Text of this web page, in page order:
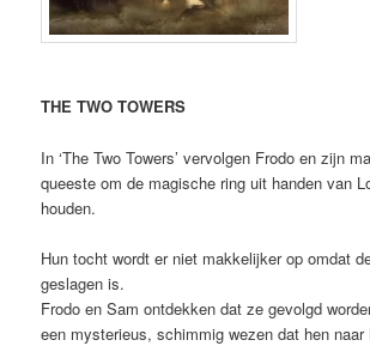
THE TWO TOWERS
In ‘The Two Towers’ vervolgen Frodo en zijn
queeste om de magische ring uit handen van
houden.
Hun tocht wordt er niet makkelijker op omdat
geslagen is.
Frodo en Sam ontdekken dat ze gevolgd
een mysterieus, schimmig wezen dat hen naar